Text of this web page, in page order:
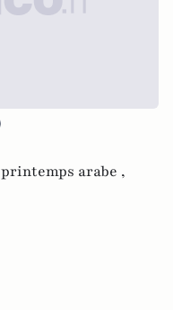
printemps arabe ,